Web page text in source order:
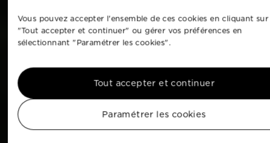
Vous pouvez accepter l'ensemble de ces cookies en cliquant sur
"Tout accepter et continuer" ou gérer vos préférences en
sélectionnant "Paramétrer les cookies".
Paramétrer les cookies
Tout accepter et continuer